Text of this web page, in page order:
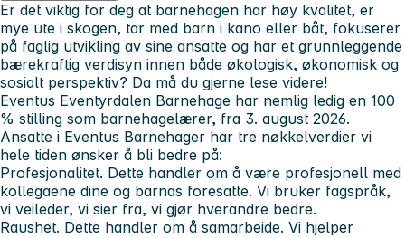
Er det viktig for deg at barnehagen har høy kvalitet, er
mye ute i skogen, tar med barn i kano eller båt, fokuserer
på faglig utvikling av sine ansatte og har et grunnleggende
bærekraftig verdisyn innen både økologisk, økonomisk og
sosialt perspektiv? Da må du gjerne lese videre!
Eventus Eventyrdalen Barnehage har nemlig ledig en 100
% stilling som barnehagelærer, fra 3. august 2026.
Ansatte i Eventus Barnehager har tre nøkkelverdier vi
hele tiden ønsker å bli bedre på:
Profesjonalitet. Dette handler om å være profesjonell med
kollegaene dine og barnas foresatte. Vi bruker fagspråk,
vi veileder, vi sier fra, vi gjør hverandre bedre.
Raushet. Dette handler om å samarbeide. Vi hjelper